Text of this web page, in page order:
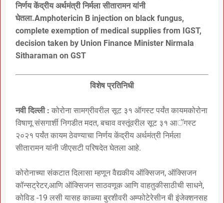
निर्णय केंद्रीय अर्थमंत्री निर्मला सीतारामन यांनी
घेतला.Amphotericin B injection on black fungus,
complete exemption of medical supplies from IGST,
decision taken by Union Finance Minister Nirmala
Sitharaman on GST
विशेष प्रतिनिधी
नवी दिल्ली : कोरोना सामग्रीवरील सूट ३१ ऑगस्ट पर्यंत कायमकोरोना
विषाणू संसगार्शी निगडीत मदत, बचाव वस्तूंवरील सूट ३१ आॅगस्ट
२०२१ पर्यंत कायम ठेवण्याचा निर्णय केंद्रीय अर्थमंत्री निर्मला
सीतारामन यांनी जीएसटी परिषदेत घेतला आहे.
कोरोनाच्या संकटात दिलासा म्हणून वैद्यकीय ऑक्सिजन, ऑक्सिजन
कॉन्सट्रेटर,आणि ऑक्सिजन साठवणूक आणि वाहतुकीसाठीची साधने,
कोविड -19 लसी यासह काळ्या बुरशीवरी अम्फोटेरेसीन बी इंजेक्शनसह